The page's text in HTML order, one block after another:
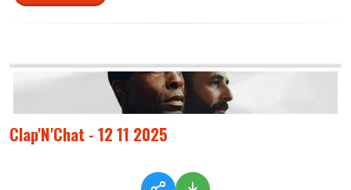
Clap'N'Chat - 12 11 2025